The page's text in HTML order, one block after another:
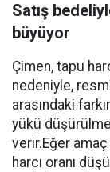
Satış
büyüyor
Çimen, tapu
nedeniyle,
arasındaki
yükü
verir.Eğer
harcı oranı